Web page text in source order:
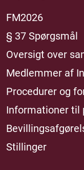
FM2026
§ 37 Spørgsmål
Oversigt over
Medlemmer af
Procedurer og
Informationer til
Stillinger